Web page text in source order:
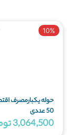
50 عددی
10%
3,064,500 تومان